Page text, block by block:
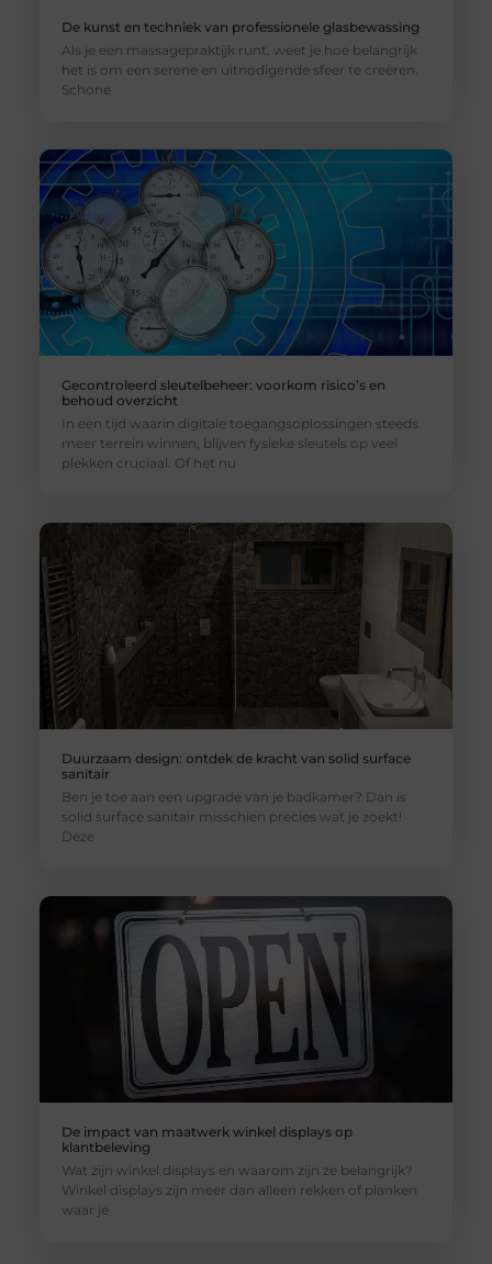
De kunst en techniek van professionele glasbewassing
Als je een massagepraktijk runt, weet je hoe belangrijk
het is om een serene en uitnodigende sfeer te creëren.
Schone
Gecontroleerd sleutelbeheer: voorkom risico’s en
behoud overzicht
In een tijd waarin digitale toegangsoplossingen steeds
meer terrein winnen, blijven fysieke sleutels op veel
plekken cruciaal. Of het nu
Duurzaam design: ontdek de kracht van solid surface
sanitair
Ben je toe aan een upgrade van je badkamer? Dan is
solid surface sanitair misschien precies wat je zoekt!
Deze
De impact van maatwerk winkel displays op
klantbeleving
Wat zijn winkel displays en waarom zijn ze belangrijk?
Winkel displays zijn meer dan alleen rekken of planken
waar je